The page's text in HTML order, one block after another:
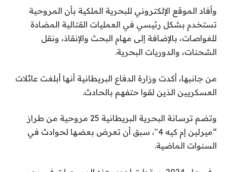
وأفاد الموقع الإلكتروني للبحرية الملكية بأن المروحية
تستخدم بشكل رئيسي في العمليات القتالية المضادة
للغواصات، بالإضافة إلى مهام البحث والإنقاذ، ونقل
الشحنات، والدوريات البحرية.
من جانبها، أكدت وزارة الدفاع البريطانية أنها أبلغت عائلات
العسكريين الذين لقوا حتفهم بالحادث.
وتضم ترسانة البحرية البريطانية 25 مروحية من طراز
“ميرلين إم كيه 4″، سبق أن تعرض بعضها لحوادث في
السنوات الماضية.